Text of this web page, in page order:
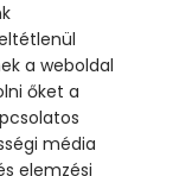
a weboldal
őket a
média
elemzési